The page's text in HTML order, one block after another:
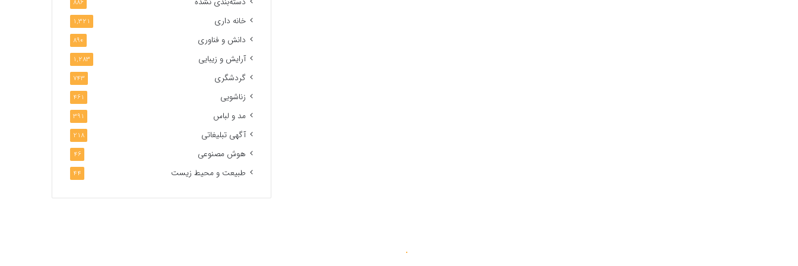
886
خانه داری 1,321
دانش و فناوری 890
آرایش و زیبایی 1,283
گردشگری 743
زناشویی 461
مد و لباس 391
آگهی تبلیغاتی 218
هوش مصنوعی 46
طبیعت و محیط زیست 44